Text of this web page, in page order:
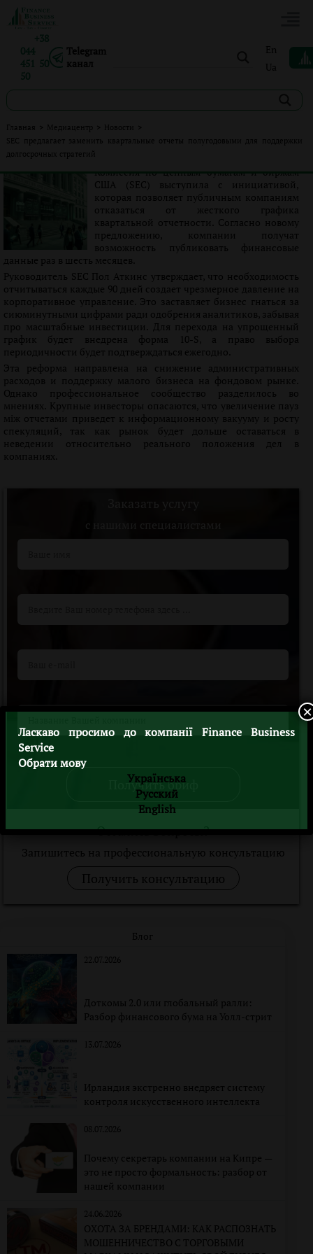
+38
044
451 50
50
Telegram
канал
En
Ua
Главная > Медиацентр > Новости
>
SEC предлагает заменить квартальные отчеты полугодовыми для поддержки
долгосрочных стратегий
SEC предлагает заменить квартальные отчеты
полугодовыми для поддержки долгосрочных стратегий
Опубликовано: Ліна Юрченко
Комиссия по ценным бумагам и биржам
США (SEC) выступила с инициативой,
которая позволяет публичным компаниям
отказаться от жесткого графика
квартальной отчетности. Согласно новому
предложению, компании получат
возможность публиковать финансовые
данные раз в шесть месяцев.
Руководитель SEC Пол Аткинс утверждает, что необходимость
отчитываться каждые 90 дней создает чрезмерное давление на
корпоративное управление. Это заставляет бизнес гнаться за
сиюминутными цифрами ради одобрения аналитиков, забывая
про масштабные инвестиции. Для перехода на упрощенный
график будет внедрена форма 10-S, а право выбора
периодичности будет подтверждаться ежегодно.
Эта реформа направлена на снижение административных
расходов и поддержку малого бизнеса на фондовом рынке.
Однако профессиональное сообщество разделилось во
мнениях. Крупные инвесторы опасаются, что увеличение пауз
між отчетами приведет к информационному вакууму и росту
спекуляций, так как рынок будет дольше оставаться в
неведении относительно реального положения дел в
компаниях.
c нашими специалистами
Получить бриф
Остались вопросы?
Запишитесь на профессиональную консультацию
Получить консультацию
Блог
22.07.2026
Доткомы 2.0 или глобальный ралли:
Разбор финансового бума на Уолл-стрит
13.07.2026
Ирландия экстренно внедряет систему
контроля искусственного интеллекта
08.07.2026
Почему секретарь компании на Кипре —
это не просто формальность: разбор от
нашей компании
24.06.2026
ОХОТА ЗА БРЕНДАМИ: КАК РАСПОЗНАТЬ
МОШЕННИЧЕСТВО С ТОРГОВЫМИ
Ласкаво просимо до компанії Finance Business
Service
Обрати мову
Українська
Русский
English
×